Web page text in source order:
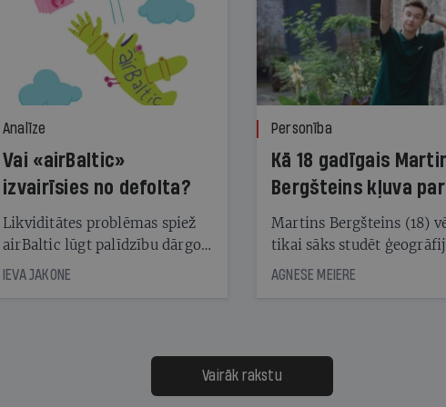
Analīze
Vai «airBaltic»
izvairīsies no defolta?
Likviditātes problēmas spiež
airBaltic lūgt palīdzību dārgo
obligāciju turētājiem, taču
samaksāt augstos procentus,
kas jāpārskaita jau trīs dienas
pirms nākamās sapulces
IEVA JAKONE
Personība
Kā 18 gadīgais
Bergšteins kļuva par
laika ziņu seju?
Martins Bergšteins (18)
tikai sāks studēt
bet viņa sacītajam jau
uzcītīga darba, mammas
atbalsts un drosme
meteovērojumus arī tad,
AGNESE MEIERE
Vairāk rakstu